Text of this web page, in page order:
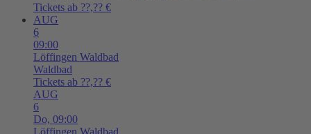
Tickets ab ??,?? €
AUG
6
09:00
Löffingen Waldbad
Waldbad
Tickets ab ??,?? €
AUG
6
Do, 09:00
Löffingen Waldbad